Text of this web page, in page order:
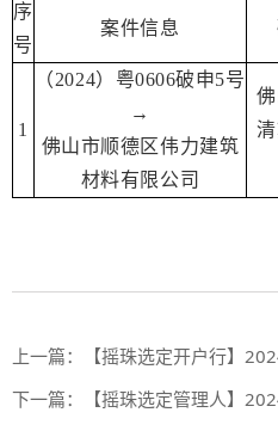
序
号
案件信息
1
（2024）粤0606破申5号
→
佛山市顺德区伟力建筑
材料有限公司
上一篇：
【摇珠选定开户行】2024年3月8日开户银行选定摇
下一篇：
【摇珠选定管理人】2024年3月4